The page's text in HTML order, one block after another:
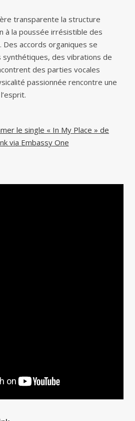
transparente la structure
à la poussée irrésistible des
accords organiques se
des vibrations de
des parties vocales
passionnée rencontre une
le single « In My Place » de
via Embassy One